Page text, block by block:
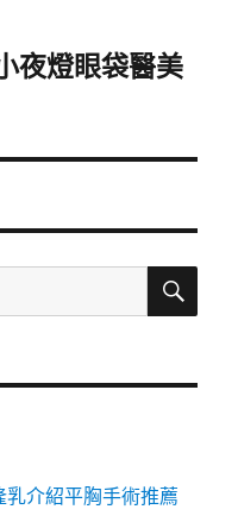
夜燈眼袋醫美
搜
介紹平胸手術推薦